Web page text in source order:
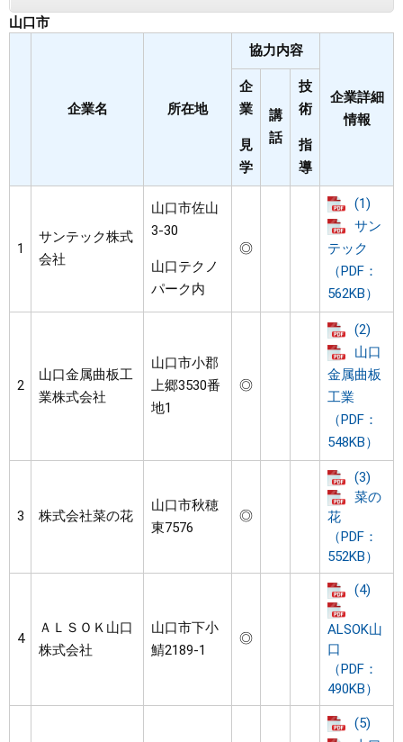
山口市
企業名 所在地
協力内容
企業詳細
情報
企
業
見
学
講
話
技
術
指
導
1
サンテック株式
会社
山口市佐山
3-30
山口テクノ
パーク内
◎
(1)
サン
テック
（PDF：
562KB）
2
山口金属曲板工
業株式会社
山口市小郡
上郷3530番
地1
◎
(2)
山口
金属曲板
工業
（PDF：
548KB）
3 株式会社菜の花
山口市秋穂
東7576
◎
(3)
菜の
花
（PDF：
552KB）
4
ＡＬＳＯＫ山口
株式会社
山口市下小
鯖2189-1
◎
(4)
ALSOK山
口
（PDF：
490KB）
(5)